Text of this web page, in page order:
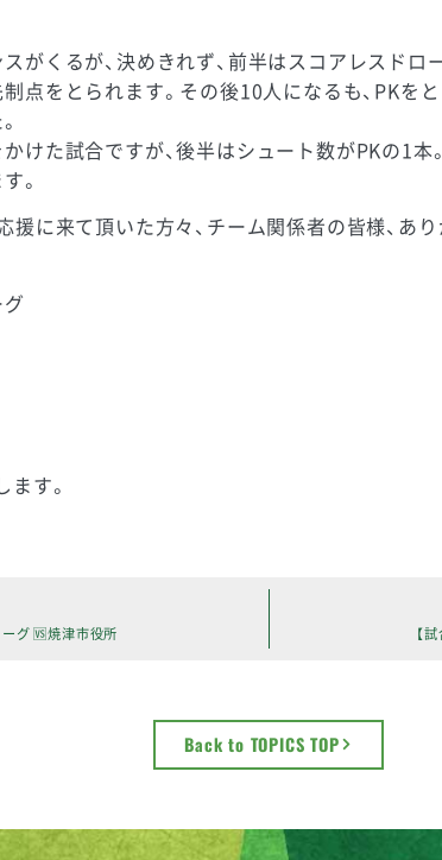
がくるが、決めきれず、前半はスコアレスドロー
点をとられます。その後10人になるも、PKを
けた試合ですが、後半はシュート数がPKの1本。
。
援に来て頂いた方々、チーム関係者の皆様、あ
す。
グ 🆚焼津市役所 【
Back to TOPICS TOP